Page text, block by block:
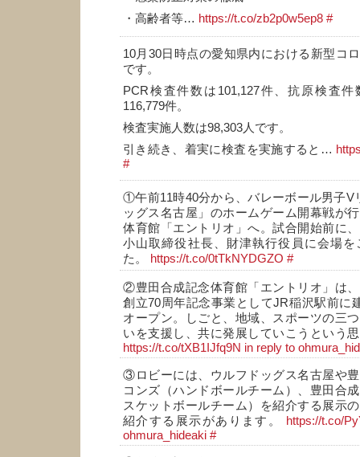
・高齢者等… https://t.co/zb2p0w5ep8 #
10月30日時点の愛知県内における新型コ
です。
PCR検査件数は101,127件、抗原検査件
116,779件。
検査実施人数は98,303人です。
引き続き、着実に検査を実施すると…
#
①午前11時40分から、バレーボール男子V
ッグス名古屋」のホームゲーム開幕戦が
体育館「エントリオ」へ。試合開始前に
小山取締役社長、財津執行役員に会場
た。
https://t.co/0tTkNYDGZO #
②豊田合成記念体育館「エントリオ」は
創立70周年記念事業としてJR稲沢駅前に
オープン。しごと、地域、スポーツの三
いを支援し、共に発展していこうという
https://t.co/tXB1IJfq9N in reply to
③ロビーには、ウルフドッグス名古屋や
コンズ（ハンドボールチーム）、豊田合
スケットボールチーム）を紹介する展示
紹介する展示があります。
https://t.co/
ohmura_hideaki #